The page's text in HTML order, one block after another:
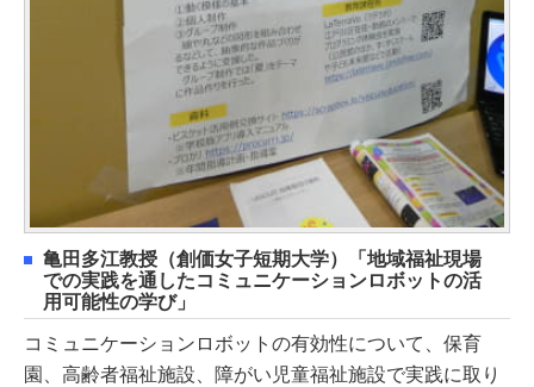
亀田多江教授（創価女子短期大学）「地域福祉現場
での実践を通したコミュニケーションロボットの活
用可能性の学び」
コミュニケーションロボットの有効性について、保育
園、高齢者福祉施設、障がい児童福祉施設で実践に取り